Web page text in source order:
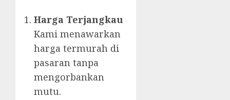
Harga Terjangkau
Kami menawarkan
harga termurah di
pasaran tanpa
mengorbankan
mutu.